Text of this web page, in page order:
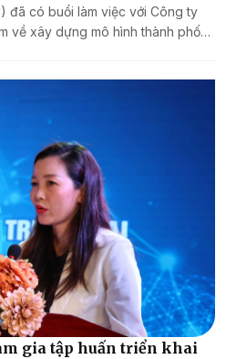
đã có buổi làm việc với Công ty
về xây dựng mô hình thành phố
gia tập huấn triển khai